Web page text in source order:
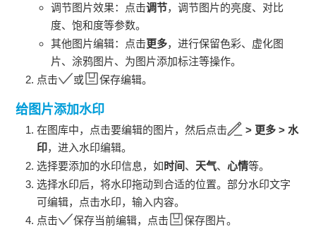
调节图片效果：点击调节，调节图片的亮度、对比
度、饱和度等参数。
其他图片编辑：点击更多，进行保留色彩、虚化图
片、涂鸦图片、为图片添加标注等操作。
点击
或 保存编辑。
给图片添加水印
在图库中，点击要编辑的图片，然后点击 > 更多 > 水
印，进入水印编辑。
选择要添加的水印信息，如时间、 天气、心情等。
选择水印后，将水印拖动到合适的位置。部分水印文字
可编辑，点击水印，输入内容。
点击
保存当前编辑，点击 保存图片。